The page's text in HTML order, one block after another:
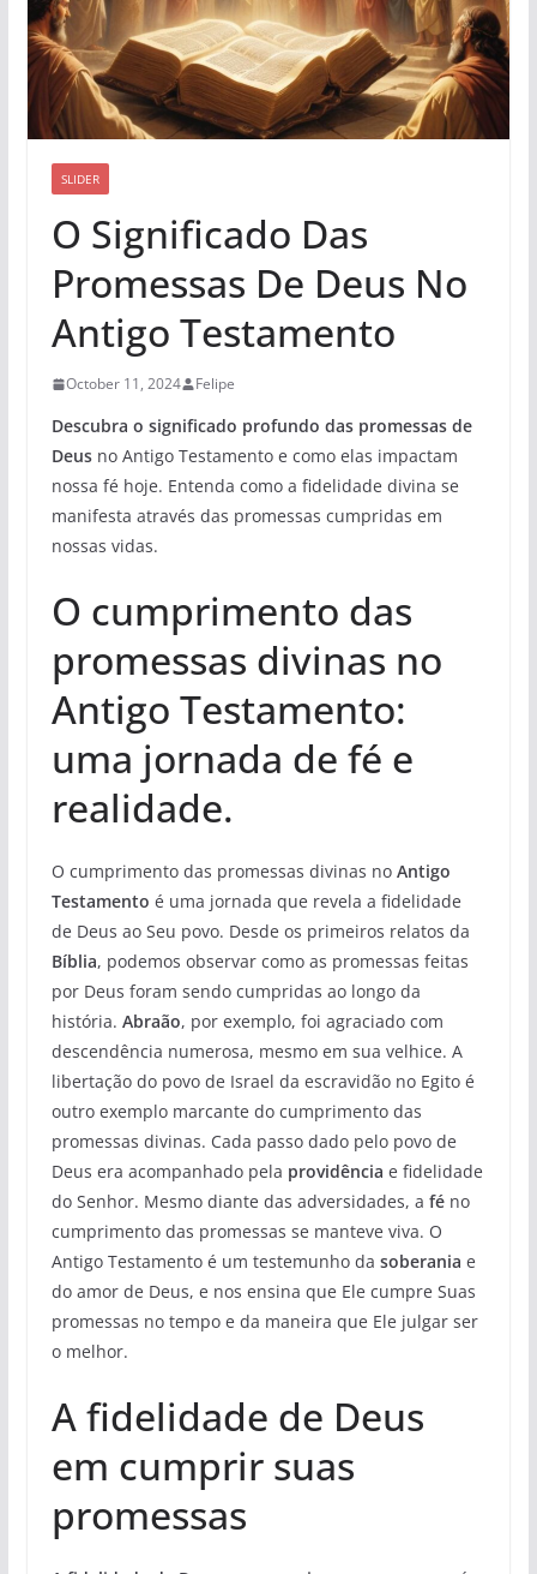
SLIDER
O Significado Das
Promessas De Deus No
Antigo Testamento
October 11, 2024 Felipe
Descubra o significado profundo das promessas de
Deusno Antigo Testamento e como elas impactam
nossa fé hoje. Entenda como a fidelidade divina se
manifesta através das promessas cumpridas em
nossas vidas.
O cumprimento das
promessas divinas no
Antigo Testamento:
uma jornada de fé e
realidade.
O cumprimento das promessas divinas no Antigo
Testamento é uma jornada que revela a fidelidade
de Deus ao Seu povo. Desde os primeiros relatos da
Bíblia, podemos observar como as promessas feitas
por Deus foram sendo cumpridas ao longo da
história. Abraão, por exemplo, foi agraciado com
descendência numerosa, mesmo em sua velhice. A
libertação do povo de Israel da escravidão no Egito é
outro exemplo marcante do cumprimento das
promessas divinas. Cada passo dado pelo povo de
Deus era acompanhado pela providência e fidelidade
do Senhor. Mesmo diante das adversidades, a féno
cumprimento das promessas se manteve viva. O
Antigo Testamento é um testemunho da soberania e
do amor de Deus, e nos ensina que Ele cumpre Suas
promessas no tempo e da maneira que Ele julgar ser
o melhor.
A fidelidade de Deus
em cumprir suas
promessas